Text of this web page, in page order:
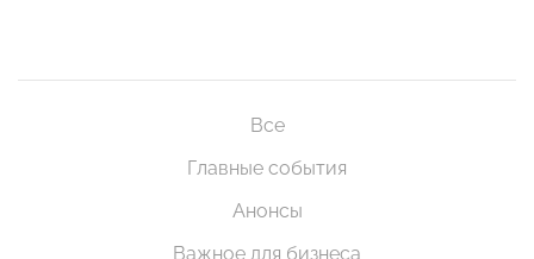
Все
Главные события
Анонсы
Важное для бизнеса